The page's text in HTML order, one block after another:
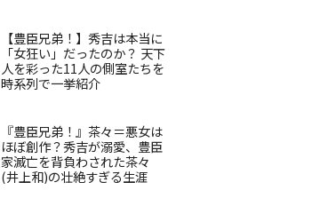
【豊臣兄弟！】秀吉は本当に
「女狂い」だったのか？ 天下
人を彩った11人の側室たちを
時系列で一挙紹介
『豊臣兄弟！』茶々＝悪女は
ほぼ創作？秀吉が溺愛、豊臣
家滅亡を背負わされた茶々
(井上和)の壮絶すぎる生涯